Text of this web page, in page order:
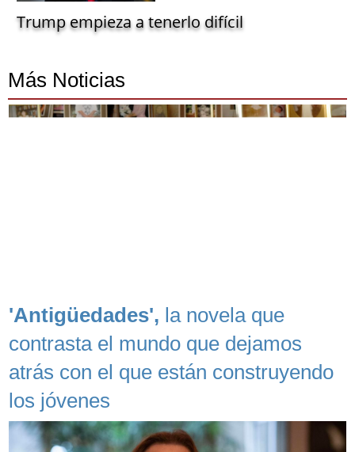
Trump empieza a tenerlo difícil
Más Noticias
'Antigüedades', la novela que
contrasta el mundo que dejamos
atrás con el que están construyendo
los jóvenes